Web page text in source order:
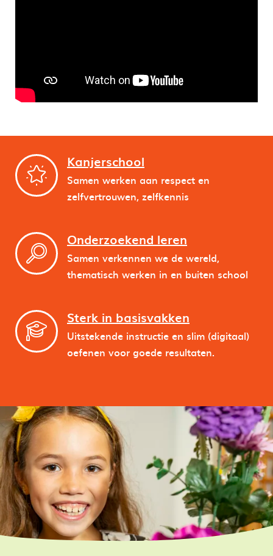
Kanjerschool
Samen werken aan respect en
zelfvertrouwen, zelfkennis
Onderzoekend leren
Samen verkennen we de wereld,
thematisch werken in en buiten school
Sterk in basisvakken
Uitstekende instructie en slim (digitaal)
oefenen voor goede resultaten.